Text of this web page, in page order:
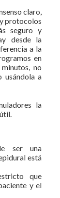
claro,
protocolos
seguro y
desde la
a la
en
no
usándola a
la
ser una
está
que
y el